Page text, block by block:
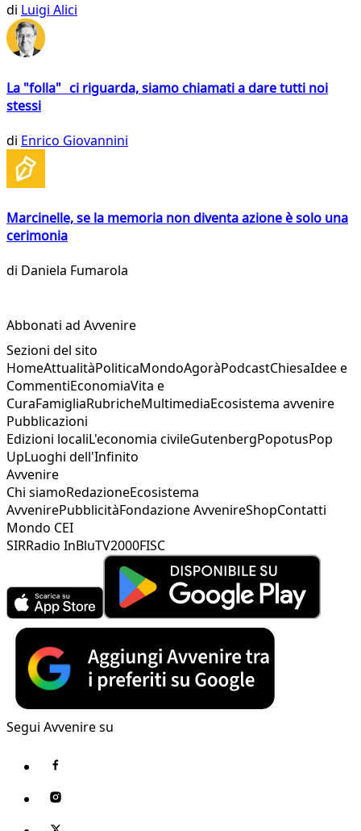
di Luigi Alici
La "folla" ci riguarda, siamo chiamati a dare tutti noi
stessi
di Enrico Giovannini
Marcinelle, se la memoria non diventa azione è solo una
cerimonia
di Daniela Fumarola
Abbonati ad Avvenire
Sezioni del sito
HomeAttualitàPoliticaMondoAgoràPodcastChiesaIdee e
CommentiEconomiaVita e
CuraFamigliaRubricheMultimediaEcosistema avvenire
Pubblicazioni
Edizioni localiL'economia civileGutenbergPopotusPop
UpLuoghi dell'Infinito
Avvenire
Chi siamoRedazioneEcosistema
AvvenirePubblicitàFondazione AvvenireShopContatti
Mondo CEI
SIRRadio InBluTV2000FISC
Segui Avvenire su